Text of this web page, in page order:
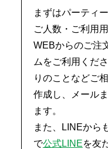
まずはパーティ
ご人数・ご利用
WEBからのご注
ムをご利用くだ
りのことなどご
作成し、メール
ます。
また、LINEから
で公式LINEを友